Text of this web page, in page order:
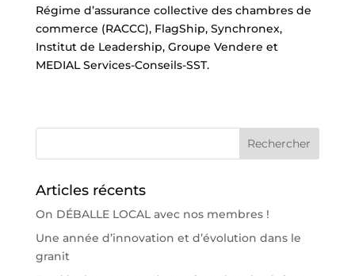
Régime d’assurance collective des chambres de
commerce (RACCC), FlagShip, Synchronex,
Institut de Leadership, Groupe Vendere et
MEDIAL Services-Conseils-SST.
Articles récents
On DÉBALLE LOCAL avec nos membres !
Une année d’innovation et d’évolution dans le
granit